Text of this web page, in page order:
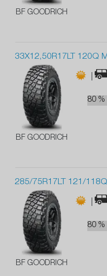
BF GOODRICH
33X12,50R17LT 120Q
BF GOODRICH
|
80 %
285/75R17LT 121/
BF GOODRICH
|
80 %